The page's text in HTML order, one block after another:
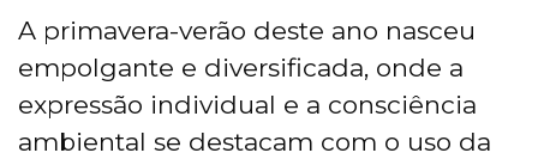
A primavera-verão deste ano nasceu
empolgante e diversificada, onde a
expressão individual e a consciência
ambiental se destacam com o uso da